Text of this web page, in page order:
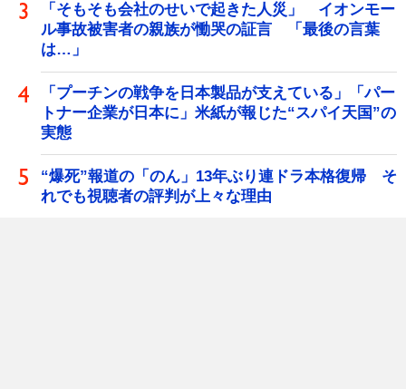
「そもそも会社のせいで起きた人災」 イオンモー
ル事故被害者の親族が慟哭の証言 「最後の言葉
は…」
「プーチンの戦争を日本製品が支えている」「パー
トナー企業が日本に」米紙が報じた“スパイ天国”の
実態
“爆死”報道の「のん」13年ぶり連ドラ本格復帰 そ
れでも視聴者の評判が上々な理由